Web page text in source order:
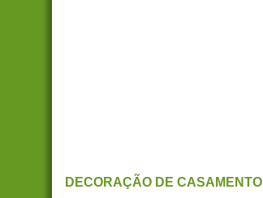
DECORAÇÃO DE CASAMENTO